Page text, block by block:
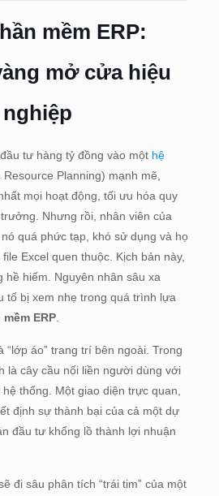
mềm ERP:
mở cửa hiệu
tư hàng tỷ đồng vào một hệ
Planning) mạnh mẽ,
mọi hoạt động, tối ưu hóa quy
Nhưng rồi, nhân viên của
quá phức tạp, khó sử dụng và họ
Excel quen thuộc. Kịch bản này,
hề hiếm. Nguyên nhân sâu xa
tố bị xem nhẹ trong quá trình lựa
ERP.
“lớp áo” trang trí bên ngoài. Trong
là cây cầu nối liền người dùng với
thống. Một giao diện trực quan,
định sự thành bại của cả một dự
đầu tư khổng lồ thành lợi nhuận
đi sâu phân tích “trái tim” của một